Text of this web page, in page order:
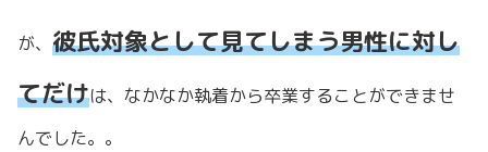
が、 彼氏対象として見てしまう男性に対し
てだけは、なかなか執着から卒業することができませ
んでした。。